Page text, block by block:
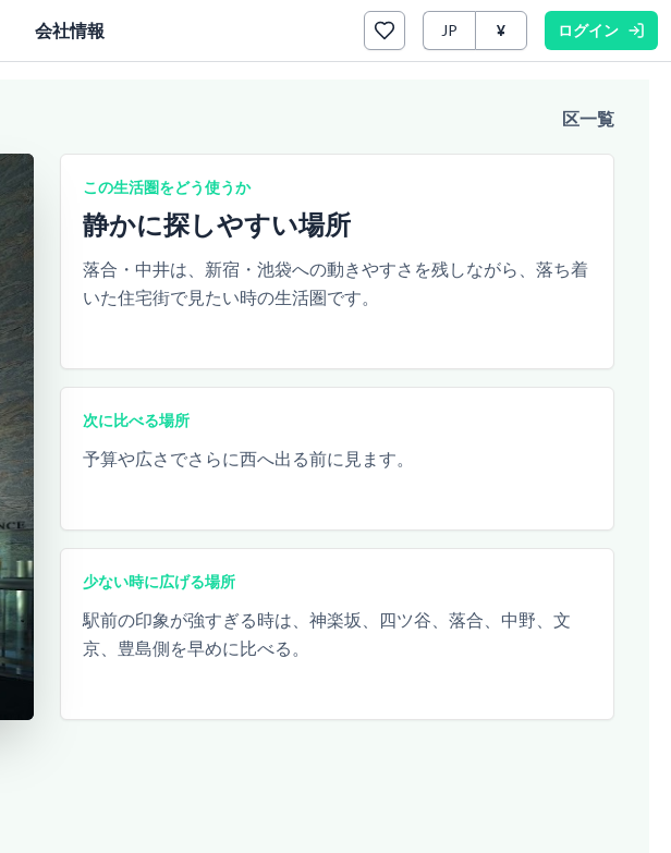
会社情報 JP ¥ ログイン
区一覧
この生活圏をどう使うか
静かに探しやすい場所
落合・中井は、新宿・池袋への動きやすさを残しながら、落ち着
いた住宅街で見たい時の生活圏です。
次に比べる場所
予算や広さでさらに西へ出る前に見ます。
少ない時に広げる場所
駅前の印象が強すぎる時は、神楽坂、四ツ谷、落合、中野、文
京、豊島側を早めに比べる。